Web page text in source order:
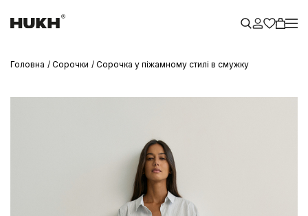
Головна Сорочки Сорочка у піжамному стилі в смужку